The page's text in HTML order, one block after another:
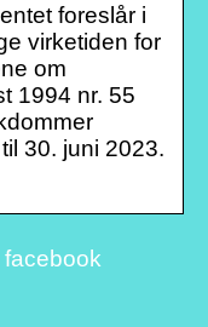
foreslår i
virketiden for
om
1994 nr. 55
30. juni 2023.